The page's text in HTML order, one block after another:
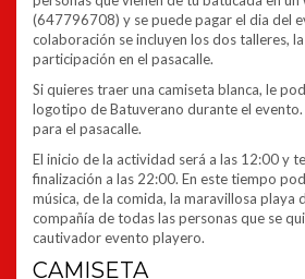
(647796708) y se puede pagar el dia del
colaboración se incluyen los dos talleres,
participación en el pasacalle.
Si quieres traer una camiseta blanca, le
logotipo de Batuverano durante el
para el pasacalle.
El inicio de la actividad será a las 12:00 y
finalización a las 22:00. En este tiempo
música, de la comida, la maravillosa playa
compañía de todas las personas que se
cautivador evento playero.
CAMISETA